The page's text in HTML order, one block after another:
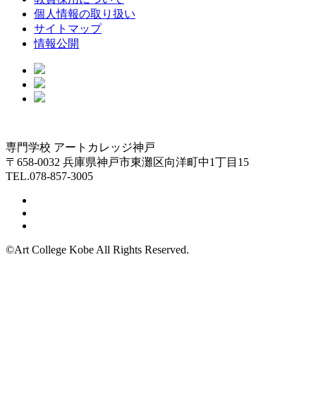
個人情報の取り扱い
サイトマップ
情報公開
専門学校 アートカレッジ神戸
〒658-0032 兵庫県神戸市東灘区向洋町中1丁目15
TEL.078-857-3005
©Art College Kobe All Rights Reserved.